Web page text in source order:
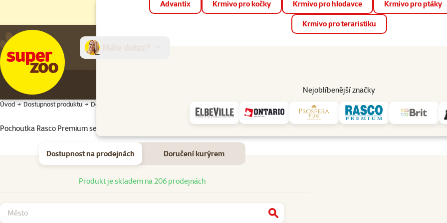
📱 Stáhněte si novou aplikaci Super zoo.Více informací
Advantix Krmivo pro kočky Krmivo pro hlodavce Krmivo pro ptáky
Krmivo pro teraristiku
Nejoblíbenější značky
Prodejny Služby
Úvod Dostupnost produktu Dostupnost produktu
Dostupnost a doručení
Pochoutka Rasco Premium sendviče z hovězího masa 230g
Dostupnost na prodejnách Doručení kurýrem
Dostupnost na prodejnáchProdukt je skladem na 206 prodejnách
Najít